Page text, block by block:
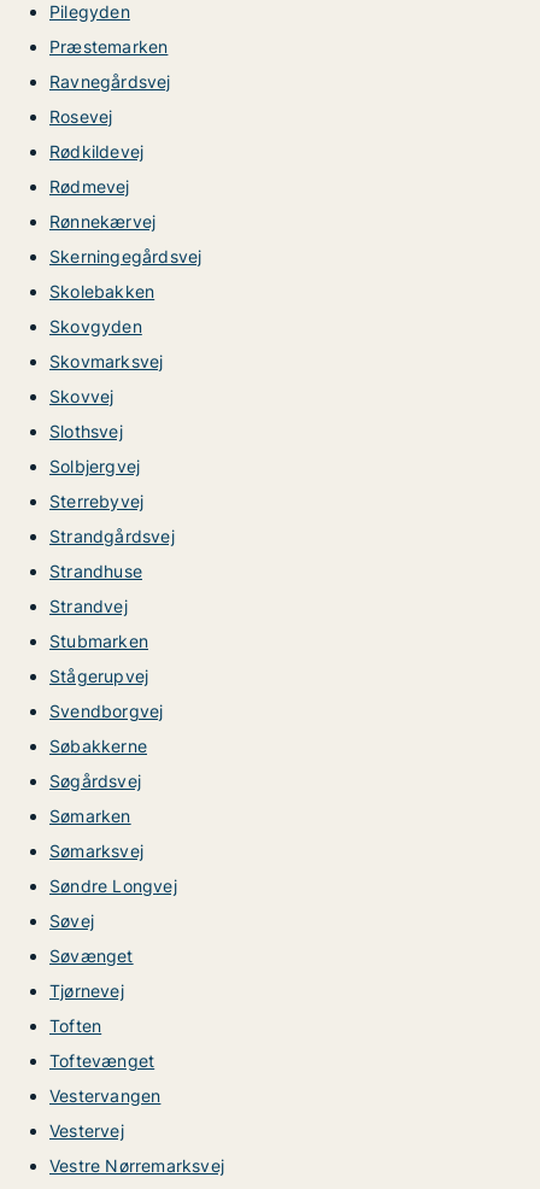
Pilegyden
Præstemarken
Ravnegårdsvej
Rosevej
Rødkildevej
Rødmevej
Rønnekærvej
Skerningegårdsvej
Skolebakken
Skovgyden
Skovmarksvej
Skovvej
Slothsvej
Solbjergvej
Sterrebyvej
Strandgårdsvej
Strandhuse
Strandvej
Stubmarken
Stågerupvej
Svendborgvej
Søbakkerne
Søgårdsvej
Sømarken
Sømarksvej
Søndre Longvej
Søvej
Søvænget
Tjørnevej
Toften
Toftevænget
Vestervangen
Vestervej
Vestre Nørremarksvej